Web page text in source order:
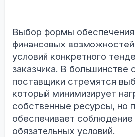
Выбор формы обеспечения
финансовых
условий конкретного
заказчика. В большинстве
поставщики стремятся
который минимизирует
собственные ресурсы, но
обеспечивает соблюдение
обязательных условий.